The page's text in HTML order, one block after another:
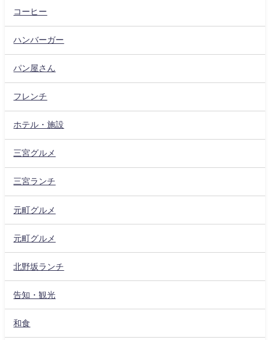
コーヒー
ハンバーガー
パン屋さん
フレンチ
ホテル・施設
三宮グルメ
三宮ランチ
元町グルメ
元町グルメ
北野坂ランチ
告知・観光
和食